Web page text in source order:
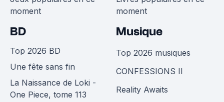
moment
moment
BD
Top 2026 BD
Une fête sans fin
La Naissance de Loki -
One Piece, tome 113
Musique
Top 2026 musiques
CONFESSIONS II
Reality Awaits